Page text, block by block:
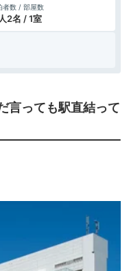
者数 / 部屋数
2名 / 1室
言っても駅直結って